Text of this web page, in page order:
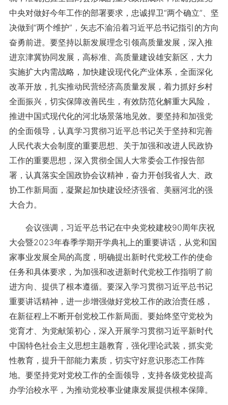
中央对做好今年工作的部署要求，忠诚捍卫“两个确立”、坚
决做到“两个维护”，矢志不渝沿着习近平总书记指引的方向
奋勇前进。要坚持以新发展理念引领高质量发展，深入推
进京津冀协同发展，高标准、高质量建设雄安新区，大力
实施扩大内需战略，加快建设现代化产业体系，全面深化
改革开放，扎实推动民营经济高质量发展，着力抓好乡村
全面振兴，切实保障改善民生，有效防范化解重大风险，
推进中国式现代化的河北场景落地见效。要坚持和加强党
的全面领导，认真学习贯彻习近平总书记关于坚持和完善
人民代表大会制度的重要思想、关于加强和改进人民政协
工作的重要思想，深入贯彻全国人大常委会工作报告部
署，认真落实全国政协会议精神，奋力开创我省人大、政
协工作新局面，凝聚起加快建设经济强省、美丽河北的强
大合力。
会议强调，习近平总书记在中央党校建校90周年庆祝
大会暨2023年春季学期开学典礼上的重要讲话，从党和国
家事业发展全局的高度，明确提出新时代党校工作的使命
任务和具体要求，为加强和改进新时代党校工作指明了前
进方向、提供了根本遵循。要深入学习贯彻习近平总书记
重要讲话精神，进一步增强做好党校工作的政治责任感，
在新征程上不断开创党校工作新局面。要始终坚守党校为
党育才、为党献策初心，深入开展学习贯彻习近平新时代
中国特色社会主义思想主题教育，强化理论武装，抓实党
性教育，提升干部能力素质，切实守好意识形态工作阵
地。要坚持党对党校工作的全面领导，支持各级党校提高
办学治校水平，为推动党校事业健康发展提供根本保障。